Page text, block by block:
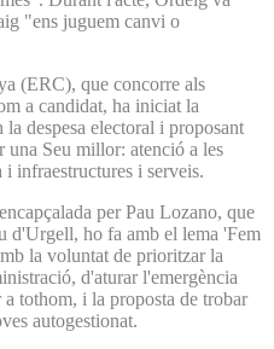
"ens juguem canvi o
(ERC), que concorre als
a candidat, ha iniciat la
despesa electoral i proposant
una Seu millor: atenció a les
infraestructures i serveis.
per Pau Lozano, que
d'Urgell, ho fa amb el lema 'Fem
la voluntat de prioritzar la
d'aturar l'emergència
tothom, i la proposta de trobar
autogestionat.